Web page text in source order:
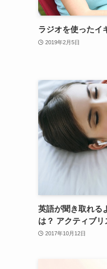
ラジオを使ったイ
2019年2月5日
英語が聞き取れる
は？ アクティブ
2017年10月12日